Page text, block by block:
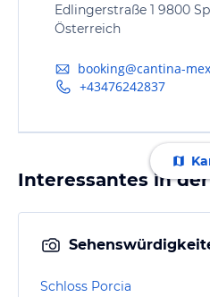
Edlingerstraße 1 9800
Österreich
booking@cantina-
+43476242837
Interessantes in
Schloss Porcia